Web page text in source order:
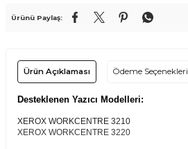
Ürünü Paylaş:
Ürün Açıklaması Ödeme Seçenekleri
Desteklenen Yazıcı Modelleri:
XEROX WORKCENTRE 3210
XEROX WORKCENTRE 3220